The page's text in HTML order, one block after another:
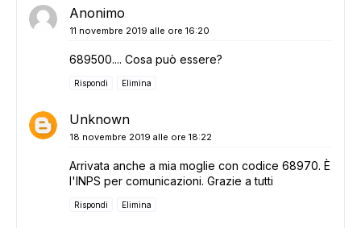
Anonimo
11 novembre 2019 alle ore 16:20
689500.... Cosa può essere?
Rispondi Elimina
Unknown
18 novembre 2019 alle ore 18:22
Arrivata anche a mia moglie con codice 68970. È
l'INPS per comunicazioni. Grazie a tutti
Rispondi Elimina